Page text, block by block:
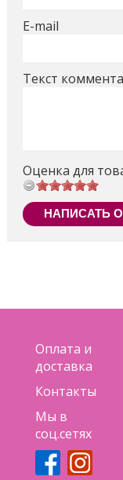
E-mail
Текст
Оценка для
НАПИСАТЬ
Оплата и
доставка
Контакты
Мы в
соц.сетях